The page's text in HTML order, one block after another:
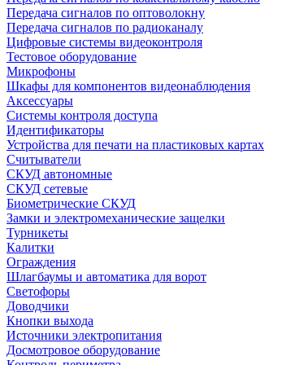
Передача сигналов по оптоволокну
Передача сигналов по радиоканалу
Цифровые системы видеоконтроля
Тестовое оборудование
Микрофоны
Шкафы для компонентов видеонаблюдения
Аксессуары
Системы контроля доступа
Идентификаторы
Устройства для печати на пластиковых картах
Считыватели
СКУД автономные
СКУД сетевые
Биометрические СКУД
Замки и электромеханические защелки
Турникеты
Калитки
Ограждения
Шлагбаумы и автоматика для ворот
Светофоры
Доводчики
Кнопки выхода
Источники электропитания
Досмотровое оборудование